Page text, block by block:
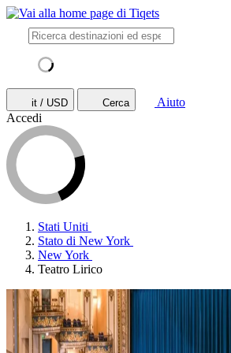
it / USD Cerca
Aiuto
Accedi
Stati Uniti
Stato di New York
New York
Teatro Lirico